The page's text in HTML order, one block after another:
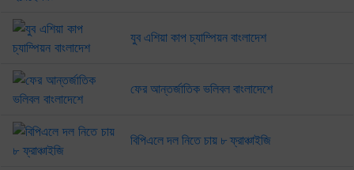
যুব এশিয়া কাপ চ্যাম্পিয়ন বাংলাদেশ
ফের আন্তর্জাতিক ভলিবল বাংলাদেশে
বিপিএলে দল নিতে চায় ৮ ফ্রাঞ্চাইজি